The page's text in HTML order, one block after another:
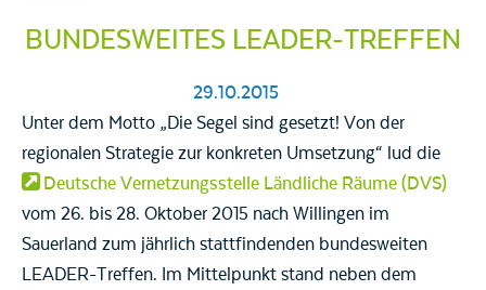
Projekte
DABEI SEIN
Veranstaltungen
NACHLESEN
Dokumente
FRAGEN
Kontakt
BUNDESWEITES LEADER-TREFFEN
29.10.2015
Unter dem Motto „Die Segel sind gesetzt! Von der
regionalen Strategie zur konkreten Umsetzung“ lud die
Deutsche Vernetzungsstelle Ländliche Räume (DVS)
vom 26. bis 28. Oktober 2015 nach Willingen im
Sauerland zum jährlich stattfindenden bundesweiten
LEADER-Treffen. Im Mittelpunkt stand neben dem